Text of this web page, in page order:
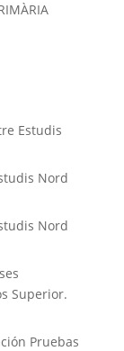
Estudis
Nord
Nord
Superior.
Pruebas